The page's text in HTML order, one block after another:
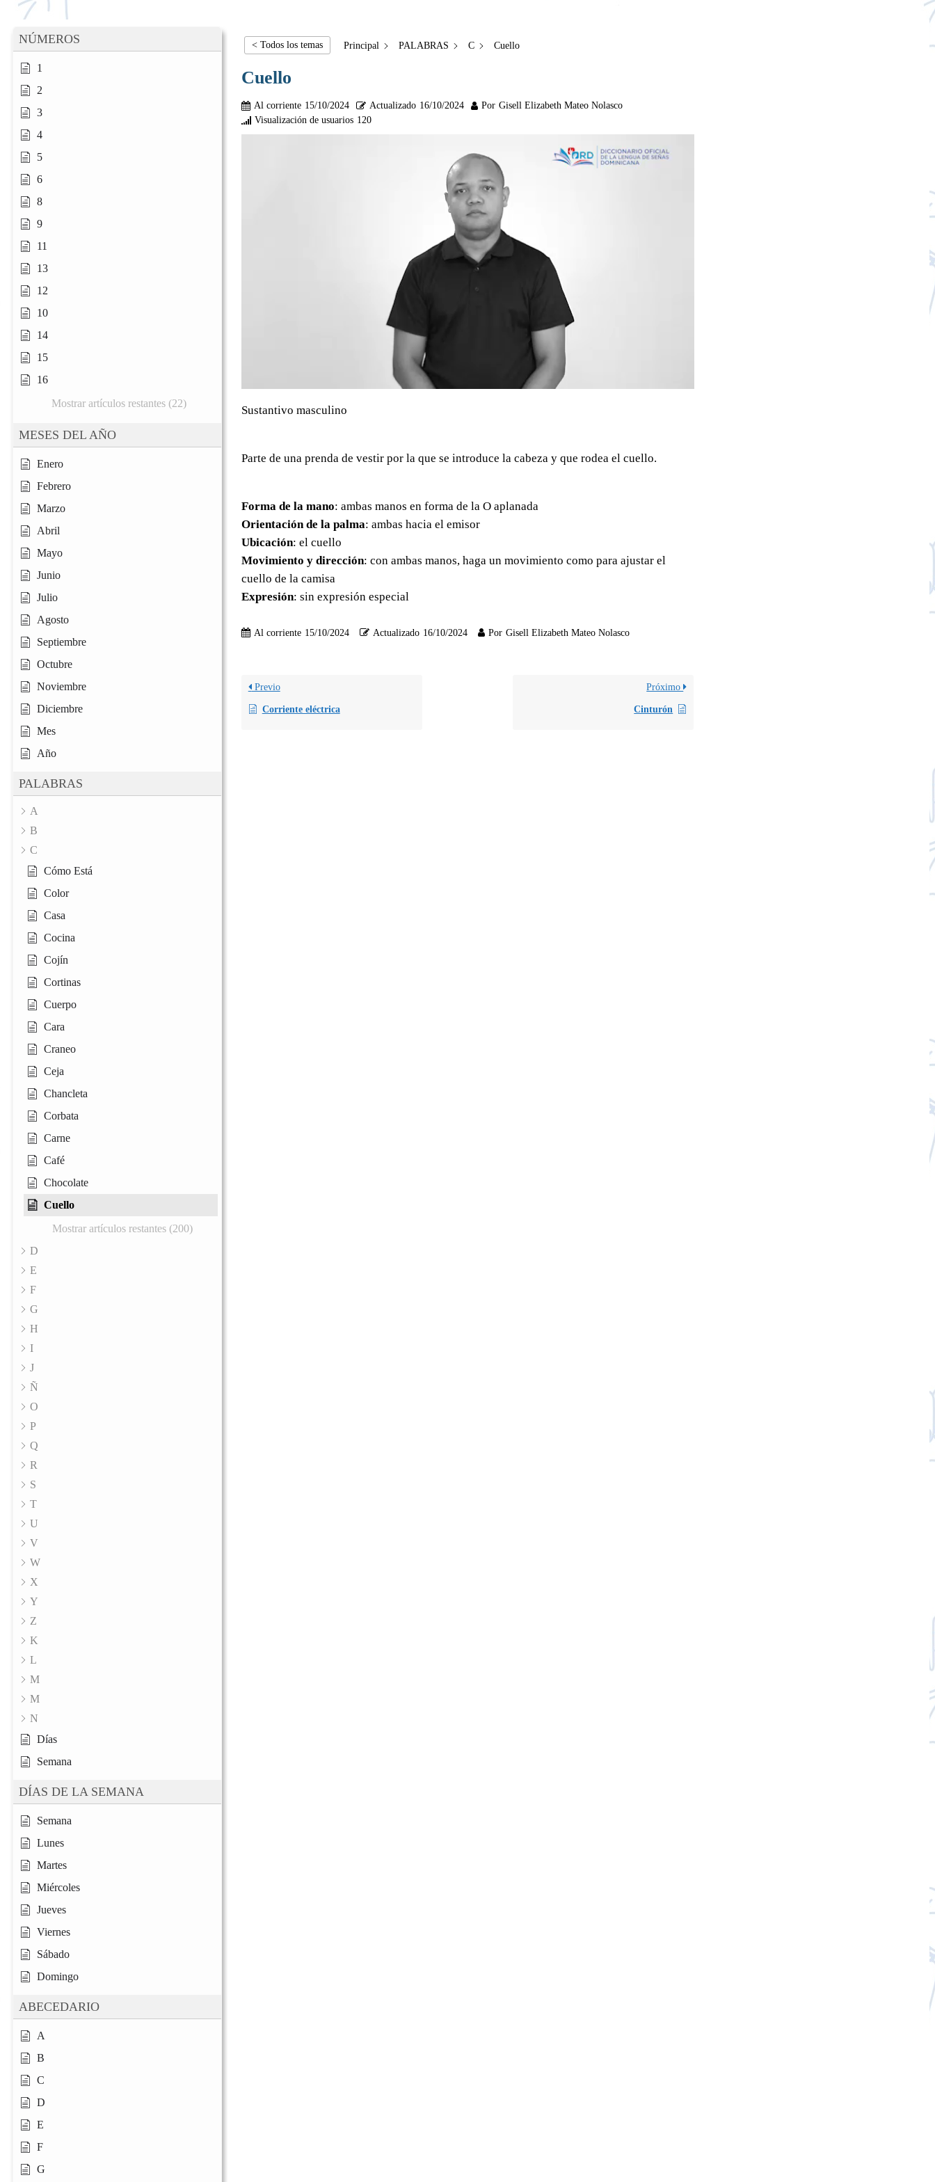
NÚMEROS
1
2
3
4
5
6
8
9
11
13
12
10
14
15
16
Mostrar artículos restantes (22)
MESES DEL AÑO
Enero
Febrero
Marzo
Abril
Mayo
Junio
Julio
Agosto
Septiembre
Octubre
Noviembre
Diciembre
Mes
Año
PALABRAS
A
B
C
Cómo Está
Color
Casa
Cocina
Cojín
Cortinas
Cuerpo
Cara
Craneo
Ceja
Chancleta
Corbata
Carne
Café
Chocolate
Cuello
Mostrar artículos restantes (200)
D
E
F
G
H
I
J
Ñ
O
P
Q
R
S
T
U
V
W
X
Y
Z
K
L
M
M
N
Días
Semana
DÍAS DE LA SEMANA
Semana
Lunes
Martes
Miércoles
Jueves
Viernes
Sábado
Domingo
ABECEDARIO
A
B
C
D
E
F
G
< Todos los temas Principal PALABRAS C Cuello
Cuello
Al corriente 15/10/2024 Actualizado 16/10/2024 Por Gisell Elizabeth Mateo Nolasco
Visualización de usuarios 120
Sustantivo masculino
Parte de una prenda de vestir por la que se introduce la cabeza y que rodea el cuello.
Forma de la mano: ambas manos en forma de la O aplanada
Orientación de la palma: ambas hacia el emisor
Ubicación: el cuello
Movimiento y dirección: con ambas manos, haga un movimiento como para ajustar el
cuello de la camisa
Expresión: sin expresión especial
Al corriente 15/10/2024 Actualizado 16/10/2024 Por Gisell Elizabeth Mateo Nolasco
Previo
Corriente eléctrica
Próximo
Cinturón